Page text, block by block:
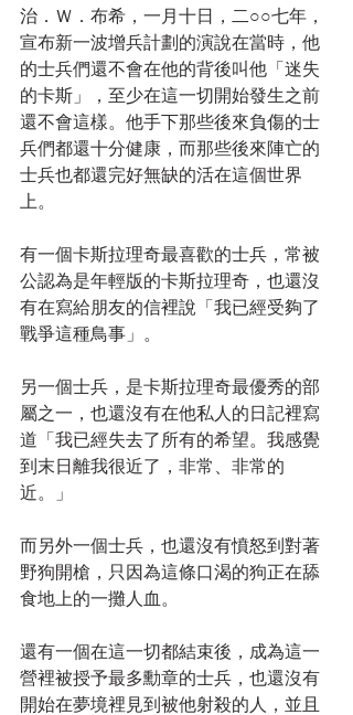
治．Ｗ．布希，一月十日，二○○七年，
宣布新一波增兵計劃的演說在當時，他
的士兵們還不會在他的背後叫他「迷失
的卡斯」，至少在這一切開始發生之前
還不會這樣。他手下那些後來負傷的士
兵們都還十分健康，而那些後來陣亡的
士兵也都還完好無缺的活在這個世界
上。
有一個卡斯拉理奇最喜歡的士兵，常被
公認為是年輕版的卡斯拉理奇，也還沒
有在寫給朋友的信裡說「我已經受夠了
戰爭這種鳥事」。
另一個士兵，是卡斯拉理奇最優秀的部
屬之一，也還沒有在他私人的日記裡寫
道「我已經失去了所有的希望。我感覺
到末日離我很近了，非常、非常的
近。」
而另外一個士兵，也還沒有憤怒到對著
野狗開槍，只因為這條口渴的狗正在舔
食地上的一攤人血。
還有一個在這一切都結束後，成為這一
營裡被授予最多勳章的士兵，也還沒有
開始在夢境裡見到被他射殺的人，並且